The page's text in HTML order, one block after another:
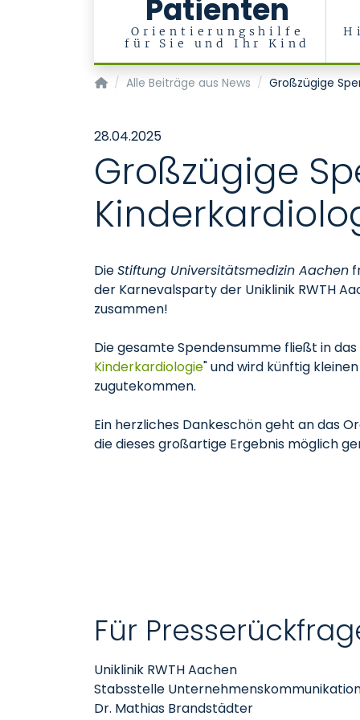
Patienten
Orientierungshilfe
für Sie und Ihr Kind
Klinik für Kinderkardiologie und Angeborene
Alle Beiträge aus News Großzügige
28.04.2025
Großzügige
DieStiftung Universitätsmedizin Aachen
der Karnevalsparty der Uniklinik RWTH
zusammen!
Die gesamte Spendensumme fließt in das
Kinderkardiologie" und wird künftig
zugutekommen.
Ein herzliches Dankeschön geht an das
die dieses großartige Ergebnis möglich
Für
Uniklinik RWTH Aachen
Stabsstelle
Dr. Mathias Brandstädter